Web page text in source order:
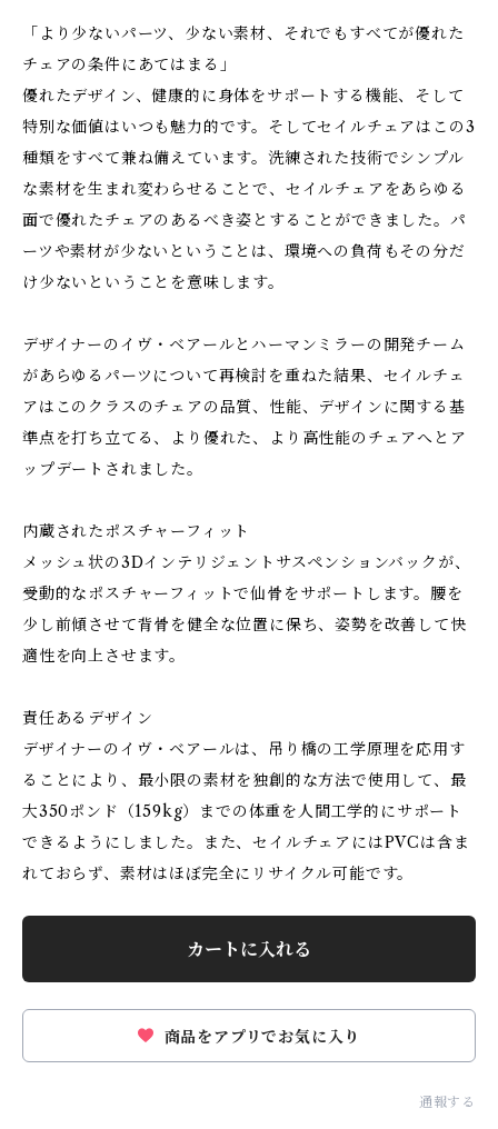
「より少ないパーツ、少ない素材、それでもすべてが優れた
チェアの条件にあてはまる」
優れたデザイン、健康的に身体をサポートする機能、そして
特別な価値はいつも魅力的です。そしてセイルチェアはこの3
種類をすべて兼ね備えています。洗練された技術でシンプル
な素材を生まれ変わらせることで、セイルチェアをあらゆる
面で優れたチェアのあるべき姿とすることができました。パ
ーツや素材が少ないということは、環境への負荷もその分だ
け少ないということを意味します。
デザイナーのイヴ・ベアールとハーマンミラーの開発チーム
があらゆるパーツについて再検討を重ねた結果、セイルチェ
アはこのクラスのチェアの品質、性能、デザインに関する基
準点を打ち立てる、より優れた、より高性能のチェアへとア
ップデートされました。
内蔵されたポスチャーフィット
メッシュ状の3Dインテリジェントサスペンションバックが、
受動的なポスチャーフィットで仙骨をサポートします。腰を
少し前傾させて背骨を健全な位置に保ち、姿勢を改善して快
適性を向上させます。
責任あるデザイン
デザイナーのイヴ・ベアールは、吊り橋の工学原理を応用す
ることにより、最小限の素材を独創的な方法で使用して、最
大350ポンド（159kg）までの体重を人間工学的にサポート
できるようにしました。また、セイルチェアにはPVCは含ま
れておらず、素材はほぼ完全にリサイクル可能です。
カートに入れる
商品をアプリでお気に入り
通報する